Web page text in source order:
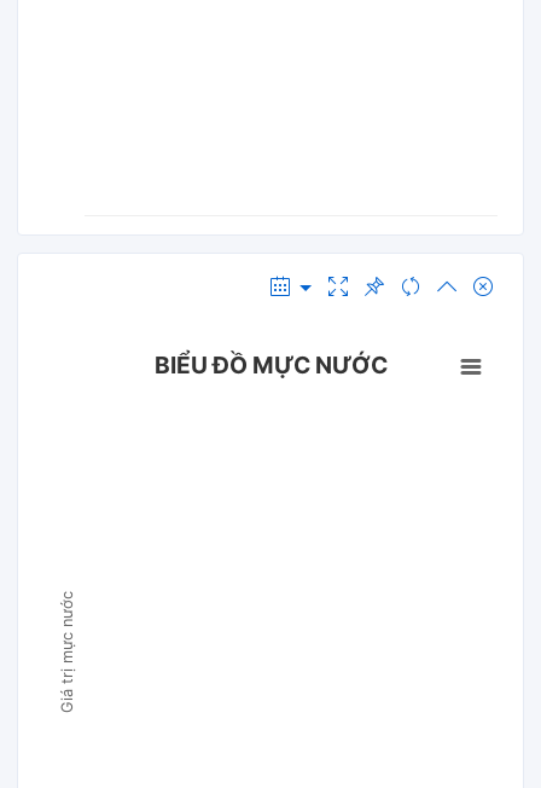
Giá trị mực nước
BIỂU ĐỒ MỰC NƯỚC